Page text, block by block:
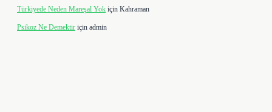
Türkiyede Neden Mareşal Yok için Kahraman
Psikoz Ne Demektir için admin